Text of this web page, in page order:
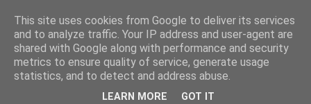
Stefan Sarzio
This site uses cookies from Google to deliver its services
and to analyze traffic. Your IP address and user-agent are
shared with Google along with performance and security
metrics to ensure quality of service, generate usage
statistics, and to detect and address abuse.
LEARN MORE GOT IT